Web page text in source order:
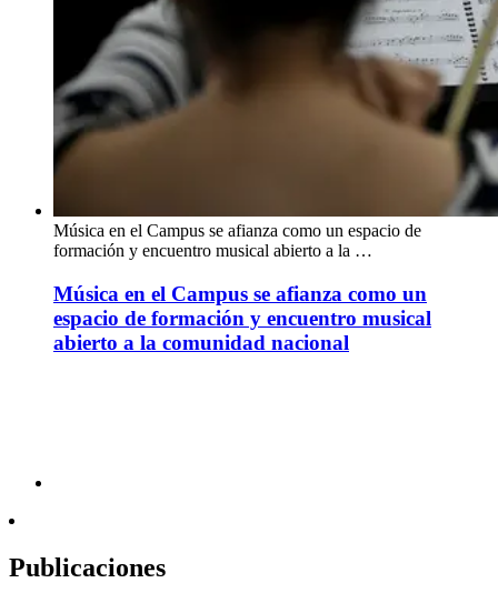
Música en el Campus se afianza como un espacio de
formación y encuentro musical abierto a la …
Música en el Campus se afianza como un
espacio de formación y encuentro musical
abierto a la comunidad nacional
Publicaciones